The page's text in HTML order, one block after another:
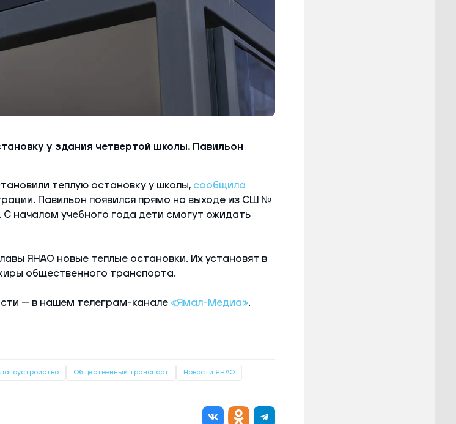
у здания четвертой школы. Павильон
теплую остановку у школы, сообщила
Павильон появился прямо на выходе из СШ №
началом учебного года дети смогут ожидать
ЯНАО новые теплые остановки. Их установят в
общественного транспорта.
— в нашем телеграм-канале «Ямал-Медиа».
Общественный транспорт Новости ЯНАО